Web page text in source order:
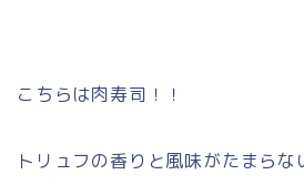
こちらは肉寿司！！
トリュフの香りと風味がたまらな